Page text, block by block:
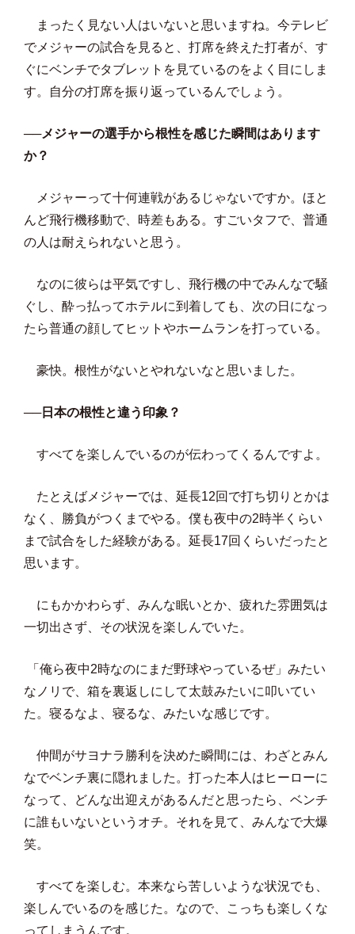
まったく見ない人はいないと思いますね。今テレビ
でメジャーの試合を見ると、打席を終えた打者が、す
ぐにベンチでタブレットを見ているのをよく目にしま
す。自分の打席を振り返っているんでしょう。
──メジャーの選手から根性を感じた瞬間はあります
か？
メジャーって十何連戦があるじゃないですか。ほと
んど飛行機移動で、時差もある。すごいタフで、普通
の人は耐えられないと思う。
なのに彼らは平気ですし、飛行機の中でみんなで騒
ぐし、酔っ払ってホテルに到着しても、次の日になっ
たら普通の顔してヒットやホームランを打っている。
豪快。根性がないとやれないなと思いました。
──日本の根性と違う印象？
すべてを楽しんでいるのが伝わってくるんですよ。
たとえばメジャーでは、延長12回で打ち切りとかは
なく、勝負がつくまでやる。僕も夜中の2時半くらい
まで試合をした経験がある。延長17回くらいだったと
思います。
にもかかわらず、みんな眠いとか、疲れた雰囲気は
一切出さず、その状況を楽しんでいた。
「俺ら夜中2時なのにまだ野球やっているぜ」みたい
なノリで、箱を裏返しにして太鼓みたいに叩いてい
た。寝るなよ、寝るな、みたいな感じです。
仲間がサヨナラ勝利を決めた瞬間には、わざとみん
なでベンチ裏に隠れました。打った本人はヒーローに
なって、どんな出迎えがあるんだと思ったら、ベンチ
に誰もいないというオチ。それを見て、みんなで大爆
笑。
すべてを楽しむ。本来なら苦しいような状況でも、
楽しんでいるのを感じた。なので、こっちも楽しくな
ってしまうんです。